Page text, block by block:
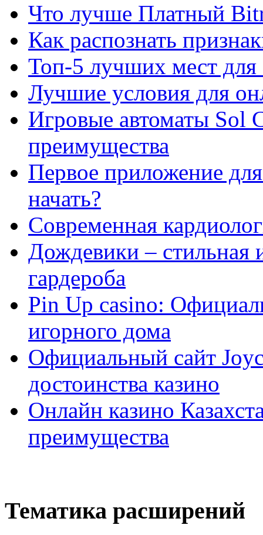
Что лучше Платный
Как распознать
Топ-5 лучших мест для
Лучшие условия для
Игровые автоматы Sol
преимущества
Первое приложение
начать?
Современная
Дождевики – стильная
гардероба
Pin Up casino:
игорного дома
Официальный сайт
достоинства казино
Онлайн казино
преимущества
Тематика расширений